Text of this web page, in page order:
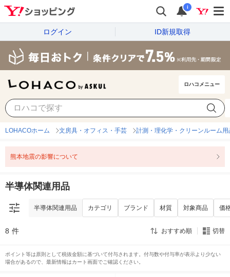
i
ログイン ID新規取得
ロハコメニュー
半導体関連用品 価
LOHACOホーム 文房具・オフィス・手芸 計測・理化学・クリーンルーム用
熊本地震の影響について
半導体関連用品
半導体関連用品 カテゴリ ブランド 材質 対象商品 価
8 件 おすすめ順 切替
ポイント等は原則として税抜金額に基づいて付与されます。付与数や付与率が表示より少ない
場合があるので、最新情報はカート画面でご確認ください。